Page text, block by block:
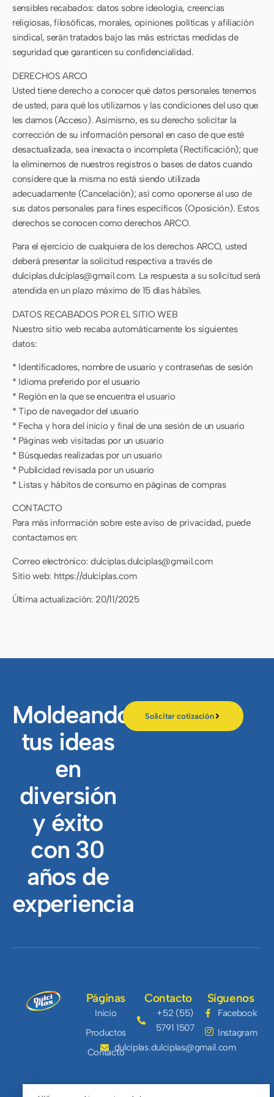
sensibles recabados: datos sobre ideología, creencias
religiosas, filosóficas, morales, opiniones políticas y afiliación
sindical, serán tratados bajo las más estrictas medidas de
seguridad que garanticen su confidencialidad.
DERECHOS ARCO
Usted tiene derecho a conocer qué datos personales tenemos
de usted, para qué los utilizamos y las condiciones del uso que
les damos (Acceso). Asimismo, es su derecho solicitar la
corrección de su información personal en caso de que esté
desactualizada, sea inexacta o incompleta (Rectificación); que
la eliminemos de nuestros registros o bases de datos cuando
considere que la misma no está siendo utilizada
adecuadamente (Cancelación); así como oponerse al uso de
sus datos personales para fines específicos (Oposición). Estos
derechos se conocen como derechos ARCO.
Para el ejercicio de cualquiera de los derechos ARCO, usted
deberá presentar la solicitud respectiva a través de
dulciplas.dulciplas@gmail.com. La respuesta a su solicitud será
atendida en un plazo máximo de 15 días hábiles.
DATOS RECABADOS POR EL SITIO WEB
Nuestro sitio web recaba automáticamente los siguientes
datos:
* Identificadores, nombre de usuario y contraseñas de sesión
* Idioma preferido por el usuario
* Región en la que se encuentra el usuario
* Tipo de navegador del usuario
* Fecha y hora del inicio y final de una sesión de un usuario
* Páginas web visitadas por un usuario
* Búsquedas realizadas por un usuario
* Publicidad revisada por un usuario
* Listas y hábitos de consumo en páginas de compras
CONTACTO
Para más información sobre este aviso de privacidad, puede
contactarnos en:
Correo electrónico: dulciplas.dulciplas@gmail.com
Sitio web: https://dulciplas.com
Última actualización: 20/11/2025
Moldeando
tus ideas
en
diversión
y éxito
con 30
años de
experiencia
Solicitar cotización
Contacto
+52 (55)
5791 1507
dulciplas.dulciplas@gmail.com
Páginas
Inicio
Productos
Contacto
Síguenos
Facebook
Instagram